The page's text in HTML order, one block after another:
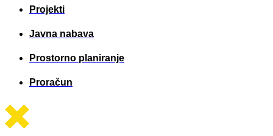
Projekti
Javna nabava
Prostorno planiranje
Proračun